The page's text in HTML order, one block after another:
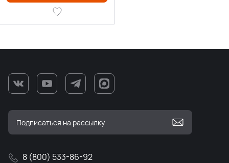
8 (800) 533-86-92